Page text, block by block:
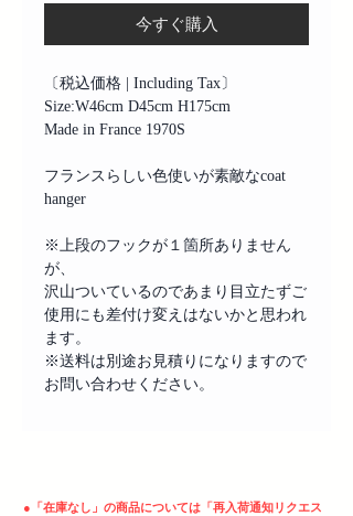
今すぐ購入
〔税込価格 | Including Tax〕
Size:W46cm D45cm H175cm
Made in France 1970S
フランスらしい色使いが素敵なcoat
hanger
※上段のフックが１箇所ありません
が、
沢山ついているのであまり目立たずご
使用にも差付け変えはないかと思われ
ます。
※送料は別途お見積りになりますので
お問い合わせください。
● 「在庫なし」の商品については「再入荷通知リクエス